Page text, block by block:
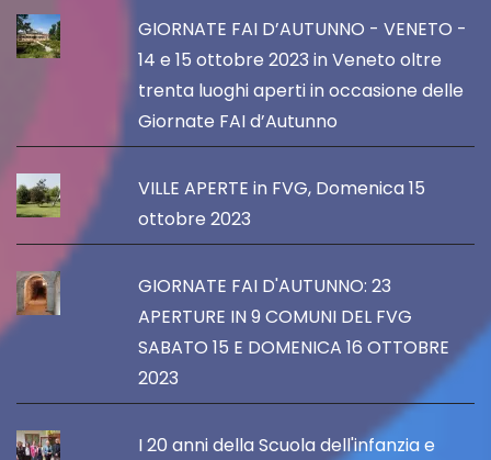
GIORNATE FAI D’AUTUNNO - VENETO -
14 e 15 ottobre 2023 in Veneto oltre
trenta luoghi aperti in occasione delle
Giornate FAI d’Autunno
VILLE APERTE in FVG, Domenica 15
ottobre 2023
GIORNATE FAI D'AUTUNNO: 23
APERTURE IN 9 COMUNI DEL FVG
SABATO 15 E DOMENICA 16 OTTOBRE
2023
I 20 anni della Scuola dell'infanzia e